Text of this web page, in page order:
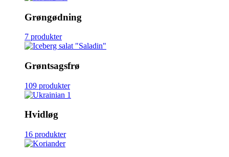
Grøngødning
7 produkter
Grøntsagsfrø
109 produkter
Hvidløg
16 produkter